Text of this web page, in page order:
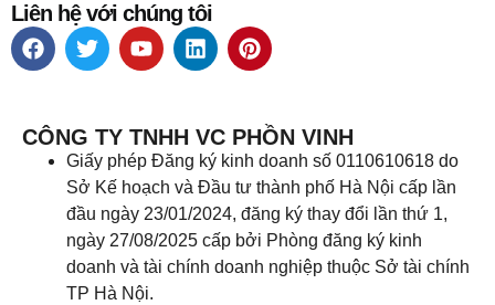
Liên hệ với chúng tôi
CÔNG TY TNHH VC PHỒN VINH
Giấy phép Đăng ký kinh doanh số 0110610618 do
Sở Kế hoạch và Đầu tư thành phố Hà Nội cấp lần
đầu ngày 23/01/2024, đăng ký thay đổi lần thứ 1,
ngày 27/08/2025 cấp bởi Phòng đăng ký kinh
doanh và tài chính doanh nghiệp thuộc Sở tài chính
TP Hà Nội.